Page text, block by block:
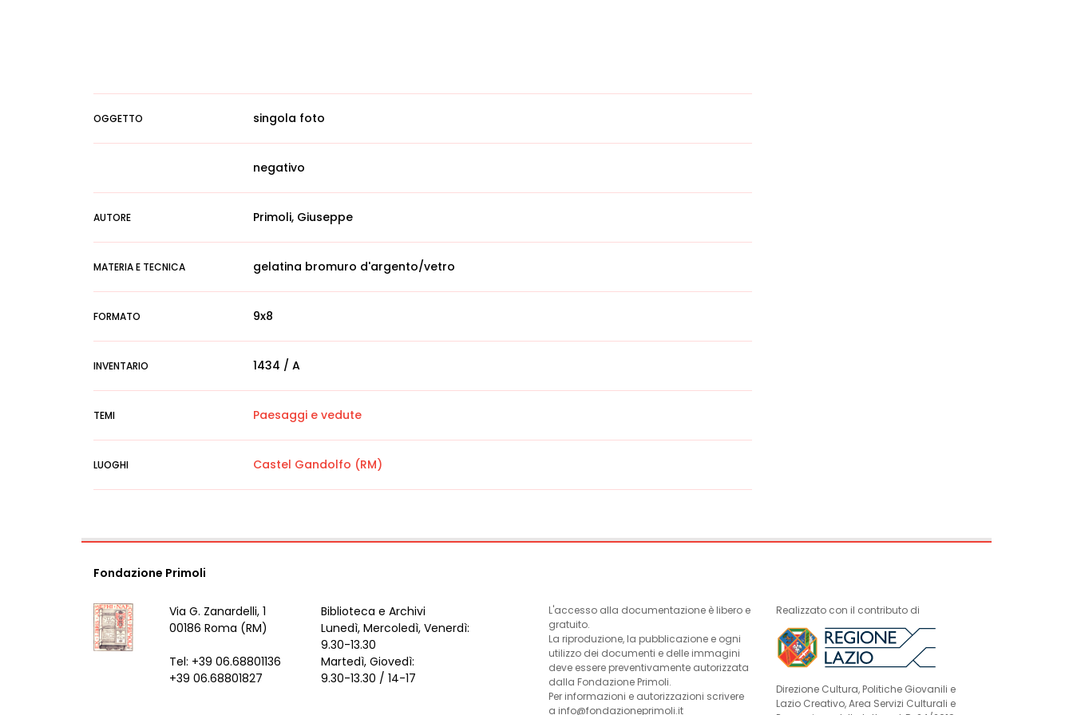
OGGETTO singola foto
negativo
AUTORE Primoli, Giuseppe
MATERIA E TECNICA gelatina bromuro d'argento/vetro
FORMATO 9x8
INVENTARIO 1434 / A
TEMI Paesaggi e vedute
LUOGHI Castel Gandolfo (RM)
Fondazione Primoli
Via G. Zanardelli, 1
00186 Roma (RM)
Tel: +39 06.68801136
+39 06.68801827
Biblioteca e Archivi
Lunedì, Mercoledì, Venerdì:
9.30-13.30
Martedì, Giovedì:
9.30-13.30 / 14-17
L'accesso alla documentazione è libero e
gratuito.
La riproduzione, la pubblicazione e ogni
utilizzo dei documenti e delle immagini
deve essere preventivamente autorizzata
dalla Fondazione Primoli.
Per informazioni e autorizzazioni scrivere
a info@fondazioneprimoli.it
Realizzato con il contributo di
Direzione Cultura, Politiche Giovanili e
Lazio Creativo, Area Servizi Culturali e